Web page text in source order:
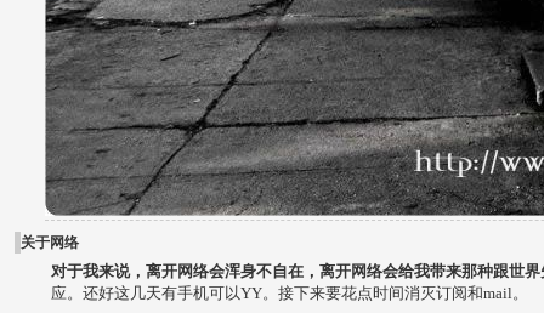
关于网络
对于我来说，离开网络会浑身不自在，离开网络会给我带来那种跟世
应。还好这几天有手机可以YY。接下来要花点时间消灭订阅和mail。